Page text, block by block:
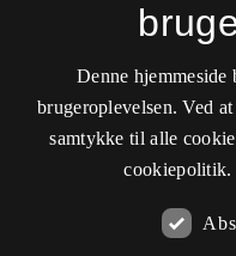
Sprogforum.
kulturpædagogik
ISSN 0909-9328 (Trykt)
ISSN 1399-8617
Det Kgl.
Denne
brugeroplevelsen. Ved
samtykke til alle
cookiepolitik.